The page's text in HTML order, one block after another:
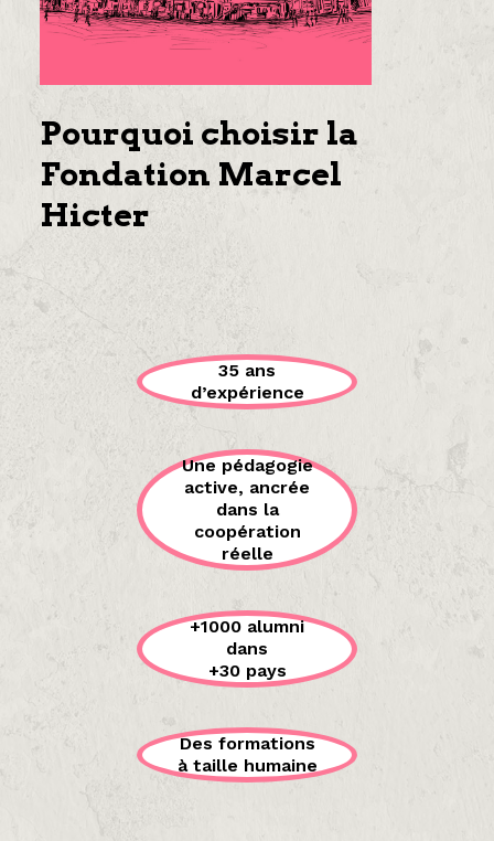
Pourquoi choisir la
Fondation Marcel
Hicter
35 ans
d’expérience
Une pédagogie
active, ancrée
dans la
coopération
réelle
+1000 alumni
dans
+30 pays
Des formations
à taille humaine